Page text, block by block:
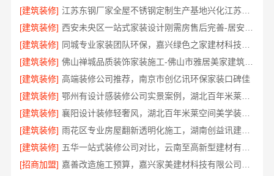
[建筑装修]
江苏东钢厂家全屋不锈钢定制生产基地兴化江苏东钢金属科技有限公司
[建筑装修]
[建筑装修]
[建筑装修]
佛山禅城品质装饰家装施工-佛山市雅居美家建筑装饰工程有限公司
[建筑装修] 高端装修公司推荐，南京市创亿讯环保家装口碑佳
[建筑装修]
鄂州有设计感装修公司实景案例，湖北百年米莱空间美学装饰材料有限公司
[建筑装修]
襄阳设计装修轻奢风，湖北百年米莱空间美学装饰材料有限公司打造理想居所
[建筑装修]
雨花区专业房屋翻新透明化施工，湖南创益讯建筑有限公司
[建筑装修]
[招商加盟]